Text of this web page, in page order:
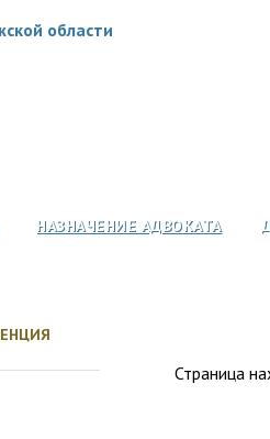
НАЗНАЧЕНИЕ АДВОКАТА
Страница